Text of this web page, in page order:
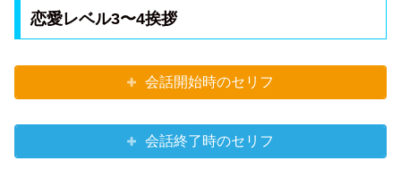
恋愛レベル3〜4挨拶
会話開始時のセリフ
会話終了時のセリフ